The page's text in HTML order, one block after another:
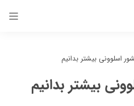
اسلوونی بیشتر بدانیم
بیشتر بدانیم